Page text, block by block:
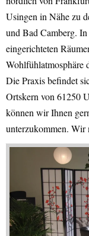
Usingen in Nähe zu
und Bad Camberg.
eingerichteten
Wohlfühlatmosphäre
Die Praxis befindet
Ortskern von 61250
können wir Ihnen
unterzukommen. Wir